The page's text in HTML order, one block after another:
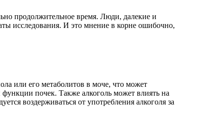
продолжительное время. Люди, далекие и
исследования. И это мнение в корне ошибочно,
или его метаболитов в моче, что может
функции почек. Также алкоголь может влиять на
воздерживаться от употребления алкоголя за